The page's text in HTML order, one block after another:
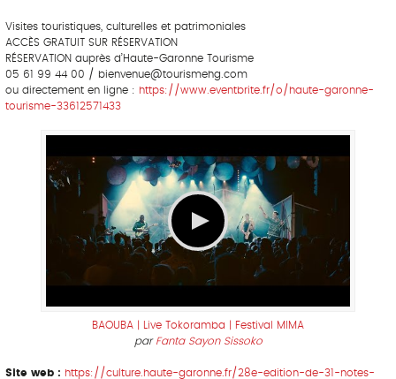
Visites touristiques, culturelles et patrimoniales
ACCÈS GRATUIT SUR RÉSERVATION
RÉSERVATION auprès d’Haute-Garonne Tourisme
05 61 99 44 00 / bienvenue@tourismehg.com
ou directement en ligne : https://www.eventbrite.fr/o/haute-garonne-
tourisme-33612571433
BAOUBA | Live Tokoramba | Festival MIMA
par Fanta Sayon Sissoko
Site web : https://culture.haute-garonne.fr/28e-edition-de-31-notes-